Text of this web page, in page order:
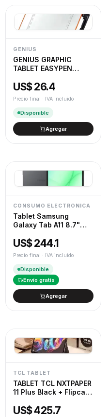
GENIUS
GENIUS GRAPHIC
TABLET EASYPEN
US$ 26.4
Precio final · IVA incluido
Disponible
Agregar
CONSUMO ELECTRONICA
Tablet Samsung
Galaxy Tab A11 8.7"
US$ 244.1
Precio final · IVA incluido
Disponible
Envío gratis
Agregar
TCL TABLET
TABLET TCL NXTPAPER
11 Plus Black + Flipcase
US$ 425.7